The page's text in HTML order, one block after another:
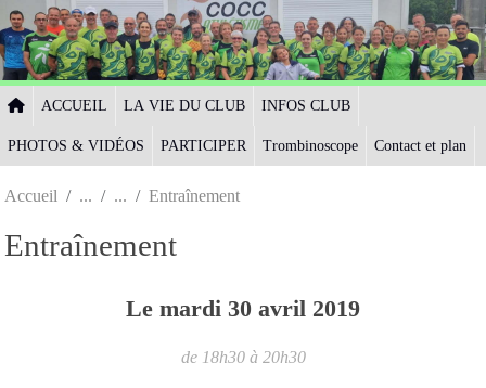
ACCUEIL LA VIE DU CLUB INFOS CLUB
PHOTOS & VIDÉOS PARTICIPER Trombinoscope Contact et plan
Accueil Entraînement
Entraînement
Le mardi 30 avril 2019
de 18h30 à 20h30
Panneau de gestion des cookies